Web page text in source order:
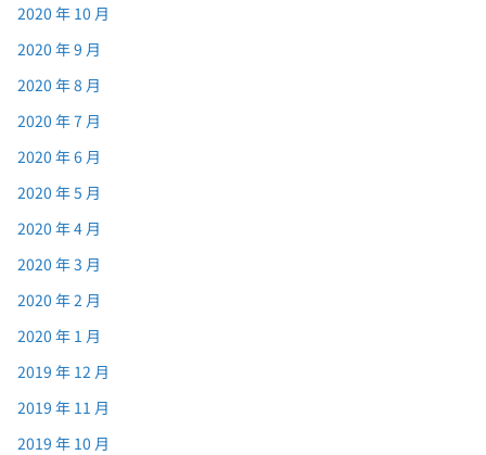
2020 年 10 月
2020 年 9 月
2020 年 8 月
2020 年 7 月
2020 年 6 月
2020 年 5 月
2020 年 4 月
2020 年 3 月
2020 年 2 月
2020 年 1 月
2019 年 12 月
2019 年 11 月
2019 年 10 月